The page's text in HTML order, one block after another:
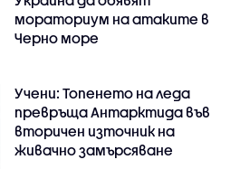
мораториум на атаките в
Черно море
Учени: Топенето на леда
превръща Антарктида във
вторичен източник на
живачно замърсяване